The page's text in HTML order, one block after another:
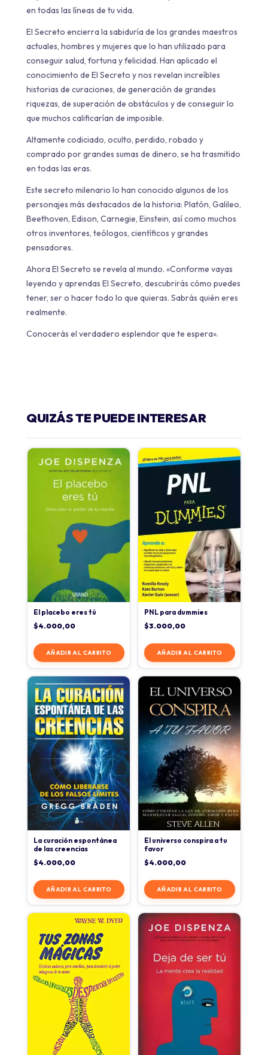
en todas las líneas de tu vida.
El Secreto encierra la sabiduría de los grandes maestros
actuales, hombres y mujeres que lo han utilizado para
conseguir salud, fortuna y felicidad. Han aplicado el
conocimiento de El Secreto y nos revelan increíbles
historias de curaciones, de generación de grandes
riquezas, de superación de obstáculos y de conseguir lo
que muchos calificarían de imposible.
Altamente codiciado, oculto, perdido, robado y
comprado por grandes sumas de dinero, se ha trasmitido
en todas las eras.
Este secreto milenario lo han conocido algunos de los
personajes más destacados de la historia: Platón, Galileo,
Beethoven, Edison, Carnegie, Einstein, así como muchos
otros inventores, teólogos, científicos y grandes
pensadores.
Ahora El Secreto se revela al mundo. «Conforme vayas
leyendo y aprendas El Secreto, descubrirás cómo puedes
tener, ser o hacer todo lo que quieras. Sabrás quién eres
realmente.
Conocerás el verdadero esplendor que te espera».
QUIZÁS TE PUEDE INTERESAR
El placebo eres tú
$4.000,00
AÑADIR AL CARRITO
PNL para dummies
$3.000,00
AÑADIR AL CARRITO
La curación espontánea
de las creencias
$4.000,00
AÑADIR AL CARRITO
El universo conspira a tu
favor
$4.000,00
AÑADIR AL CARRITO